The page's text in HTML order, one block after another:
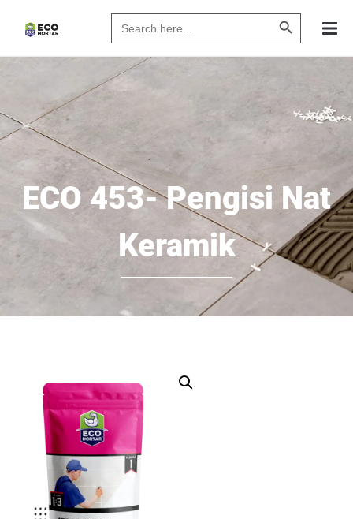
Search
for:
Search
ECO 453- Pengisi Nat
Keramik